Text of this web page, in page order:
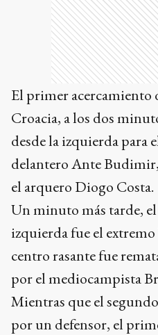
El primer acercamiento
Croacia, a los dos
desde la izquierda para
delantero Ante
el arquero Diogo Costa.
Un minuto más tarde,
izquierda fue el extremo
centro rasante fue
por el mediocampista
Mientras que el
por un defensor, el